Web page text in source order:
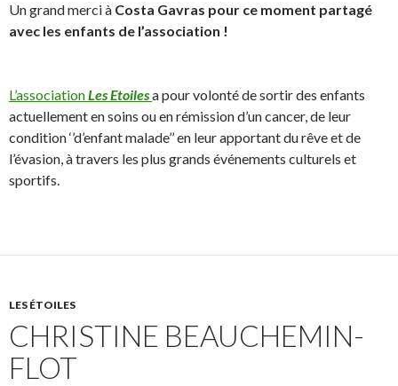
Un grand merci à Costa Gavras pour ce moment partagé
avec les enfants de l’association !
L’associationLes Etoilesa pour volonté de sortir des enfants
actuellement en soins ou en rémission d’un cancer, de leur
condition ‘’d’enfant malade’’ en leur apportant du rêve et de
l’évasion, à travers les plus grands événements culturels et
sportifs.
LES ÉTOILES
CHRISTINE BEAUCHEMIN-
FLOT